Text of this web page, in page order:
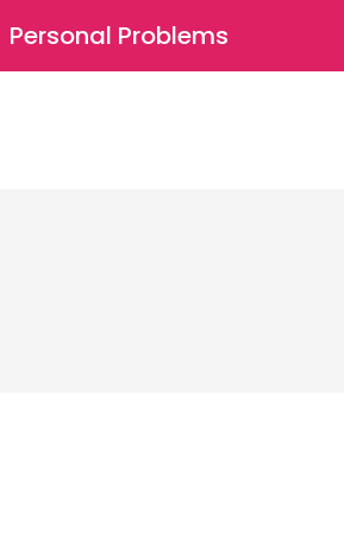
⚲
Personal Problems